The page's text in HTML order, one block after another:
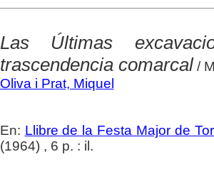
Las Últimas
trascendencia comarcal/
Oliva i Prat, Miquel
En: Llibre de la Festa Major de
(1964) , 6 p. : il.